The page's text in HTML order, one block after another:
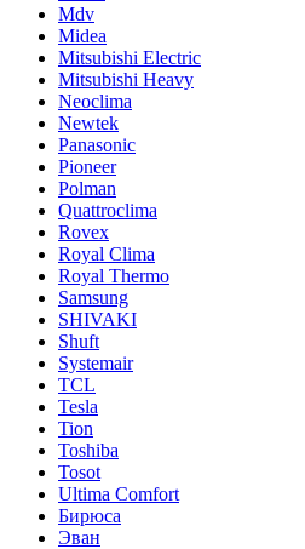
Mdv
Midea
Mitsubishi Electric
Mitsubishi Heavy
Neoclima
Newtek
Panasonic
Pioneer
Polman
Quattroclima
Rovex
Royal Clima
Royal Thermo
Samsung
SHIVAKI
Shuft
Systemair
TCL
Tesla
Tion
Toshiba
Tosot
Ultima Comfort
Бирюса
Эван